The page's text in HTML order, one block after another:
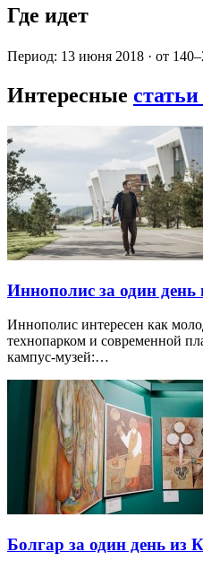
Где идет
Период: 13 июня 2018 · от
Интересные
Иннополис за один день
Иннополис интересен как
технопарком и современной
кампус-музей:…
Болгар за один день из